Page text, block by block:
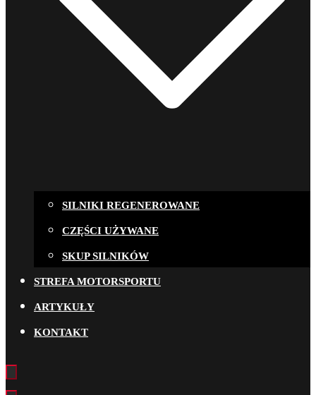
SILNIKI REGENEROWANE
CZĘŚCI UŻYWANE
SKUP SILNIKÓW
STREFA MOTORSPORTU
ARTYKUŁY
KONTAKT